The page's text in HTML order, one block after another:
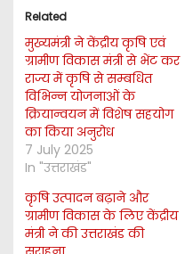
Related
मुख्यमंत्री ने केंद्रीय कृषि एवं
ग्रामीण विकास मंत्री से भेंट कर
राज्य में कृषि से सम्बधित
विभिन्न योजनाओं के
क्रियान्वयन में विशेष सहयोग
का किया अनुरोध
7 July 2025
In "उत्तराखंड"
कृषि उत्पादन बढ़ाने और
ग्रामीण विकास के लिए केंद्रीय
मंत्री ने की उत्तराखंड की